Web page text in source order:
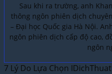
Sau khi ra trường, anh
thông ngôn phiên dịch
– Đại học Quốc gia Hà Nội.
ngôn phiên dịch cấp độ cao,
ngôn
7 Lý Do Lựa Chọn